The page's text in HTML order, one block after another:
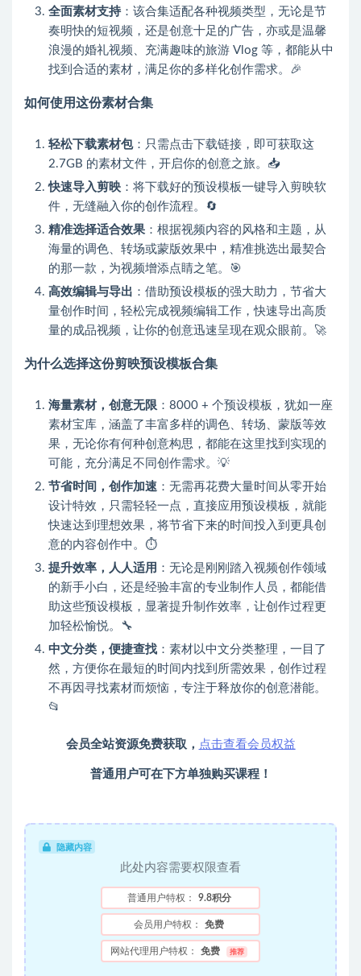
全面素材支持：该合集适配各种视频类型，无论是节
奏明快的短视频，还是创意十足的广告，亦或是温馨
浪漫的婚礼视频、充满趣味的旅游 Vlog 等，都能从中
找到合适的素材，满足你的多样化创作需求。🎉
如何使用这份素材合集
轻松下载素材包：只需点击下载链接，即可获取这
2.7GB 的素材文件，开启你的创意之旅。📥
快速导入剪映 ：将下载好的预设模板一键导入剪映软
件，无缝融入你的创作流程。🔄
精准选择适合效果 ：根据视频内容的风格和主题，从
海量的调色、转场或蒙版效果中，精准挑选出最契合
的那一款，为视频增添点睛之笔。🎯
高效编辑与导出 ：借助预设模板的强大助力，节省大
量创作时间，轻松完成视频编辑工作，快速导出高质
量的成品视频，让你的创意迅速呈现在观众眼前。🚀
为什么选择这份剪映预设模板合集
海量素材，创意无限 ：8000 + 个预设模板，犹如一座
素材宝库，涵盖了丰富多样的调色、转场、蒙版等效
果，无论你有何种创意构思，都能在这里找到实现的
可能，充分满足不同创作需求。💡
节省时间，创作加速 ：无需再花费大量时间从零开始
设计特效，只需轻轻一点，直接应用预设模板，就能
快速达到理想效果，将节省下来的时间投入到更具创
意的内容创作中。⏱️
提升效率，人人适用 ：无论是刚刚踏入视频创作领域
的新手小白，还是经验丰富的专业制作人员，都能借
助这些预设模板，显著提升制作效率，让创作过程更
加轻松愉悦。🔧
中文分类，便捷查找 ：素材以中文分类整理，一目了
然，方便你在最短的时间内找到所需效果，创作过程
不再因寻找素材而烦恼，专注于释放你的创意潜能。
📂
会员全站资源免费获取， 点击查看会员权益
普通用户可在下方单独购买课程！
隐藏内容
此处内容需要权限查看
普通用户特权： 9.8积分
会员用户特权： 免费
网站代理用户特权： 免费 推荐